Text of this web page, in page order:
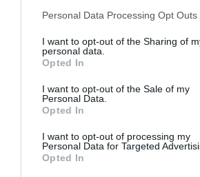
Please note that this website/app uses
not limited to your visit or usage
grant or deny consent to Google and its
use your data for below specified
consent section.
Personal Data Processing Opt Outs
I want to opt-out of the Sharing of
personal data.
Opted In
I want to opt-out of the Sale of my
Personal Data.
Opted In
I want to opt-out of processing my
Personal Data for Targeted
Opted In
életmentő
A helyszínelők
balesetekről, amikor egy
megengedett tempóval
egyszer csak belefutott
a domb, vagy a kanyar
időben megállni, illetve
mögöttünk jövők se